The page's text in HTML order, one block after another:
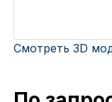
Смотреть 3D